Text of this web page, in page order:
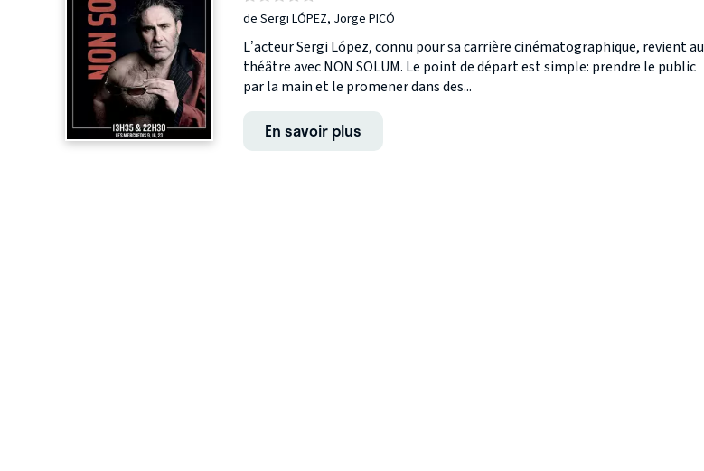
de Sergi LÓPEZ, Jorge PICÓ
L’acteur Sergi López, connu pour sa carrière cinématographique, revient au
théâtre avec NON SOLUM. Le point de départ est simple: prendre le public
par la main et le promener dans des...
En savoir plus